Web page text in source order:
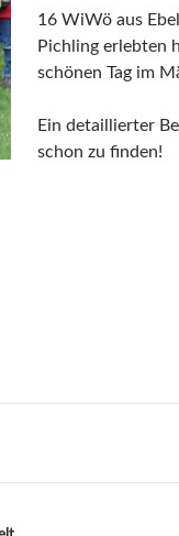
16 WiWö aus
Pichling erlebten
schönen Tag im
Ein detaillierter
schon zu finden!